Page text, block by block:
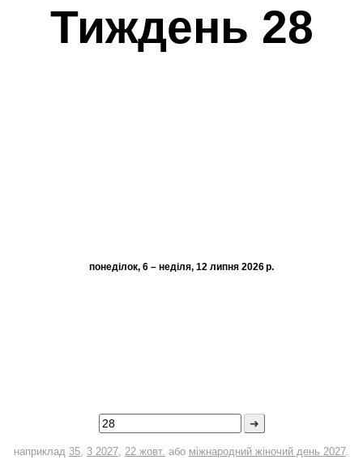
Тиждень 28
понеділок, 6 – неділя, 12 липня 2026 р.
➜
наприклад 35, 3 2027, 22 жовт. або міжнародний жіночий день 2027.